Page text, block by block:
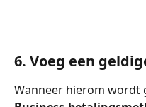
6. Voeg een
Wanneer hierom wordt